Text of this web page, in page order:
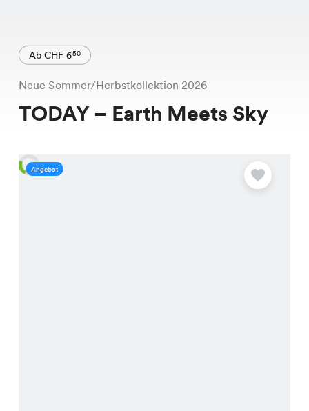
Ab CHF 650
Neue Sommer/Herbstkollektion 2026
TODAY – Earth Meets Sky
Angebot